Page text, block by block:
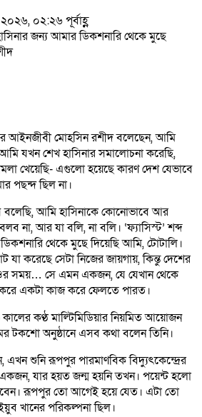
০২:২৬ পূর্বাহ্ণ
আইনজীবী মোহসিন রশীদ বলেছেন, আমি
যখন শেখ হাসিনার সমালোচনা করেছি,
খেয়েছি- এগুলো হয়েছে কারণ দেশ যেভাবে
পছন্দ ছিল না।
বলেছি, আমি হাসিনাকে কোনোভাবে আর
না, আর যা বলি, না বলি। ‘ফ্যাসিস্ট’ শব্দ
থেকে মুছে দিয়েছি আমি, টোটালি।
যা করেছে সেটা নিজের জায়গায়, কিন্তু দেশের
ওর সময়… সে এমন একজন, যে যেখান থেকে
একটা কাজ করে ফেলতে পারত।
কণ্ঠ মাল্টিমিডিয়ার নিয়মিত আয়োজন
টকশো অনুষ্ঠানে এসব কথা বলেন তিনি।
শুনি রূপপুর পারমাণবিক বিদ্যুৎকেন্দ্রের
একজন, যার হয়ত জন্ম হয়নি তখন। পয়েন্ট হলো
রূপপুর তো আগেই হয়ে যেত। এটা তো
খানের পরিকল্পনা ছিল।